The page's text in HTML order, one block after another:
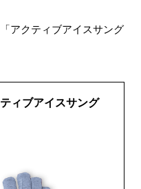
アクティブアイスサング
ィブアイスサング